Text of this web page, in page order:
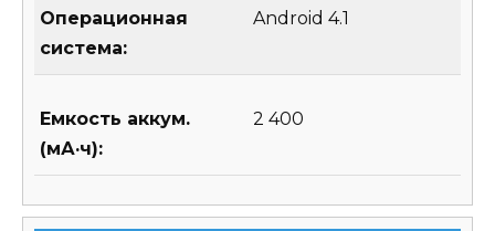
Операционная
система:
Android 4.1
Емкость аккум.
(мА·ч):
2 400